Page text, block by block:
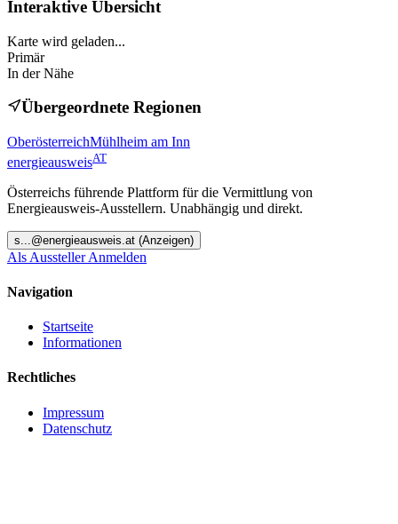
Interaktive Übersicht
Karte wird geladen...
Primär
In der Nähe
Übergeordnete Regionen
OberösterreichMühlheim am Inn
energieausweisAT
Österreichs führende Plattform für die Vermittlung von
Energieausweis-Ausstellern. Unabhängig und direkt.
s ...@energieausweis.at (Anzeigen)
Als Aussteller Anmelden
Navigation
Startseite
Informationen
Rechtliches
Impressum
Datenschutz